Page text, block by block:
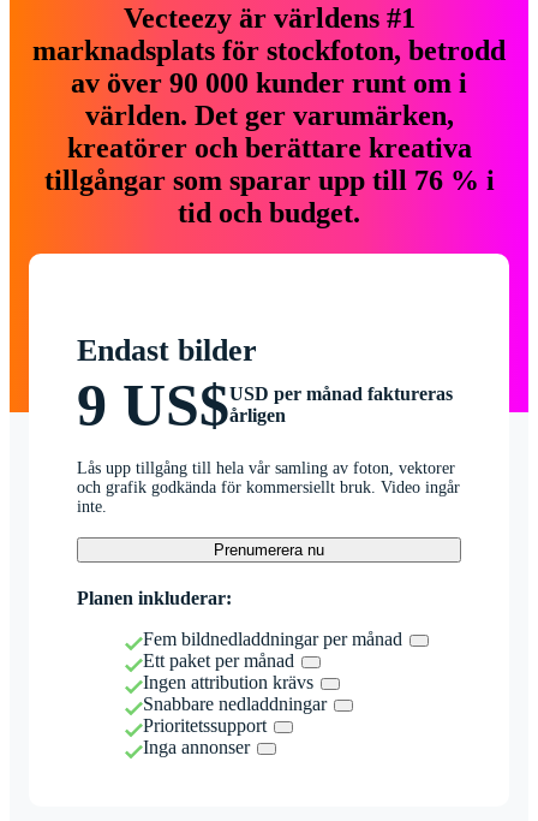
Vecteezy är världens #1
marknadsplats för stockfoton, betrodd
av över 90 000 kunder runt om i
världen. Det ger varumärken,
kreatörer och berättare kreativa
tillgångar som sparar upp till 76 % i
tid och budget.
Endast bilder
9 US$USD per månad faktureras
årligen
Lås upp tillgång till hela vår samling av foton, vektorer
och grafik godkända för kommersiellt bruk. Video ingår
inte.
Prenumerera nu
Planen inkluderar:
Fem bildnedladdningar per månad
Ett paket per månad
Ingen attribution krävs
Snabbare nedladdningar
Prioritetssupport
Inga annonser